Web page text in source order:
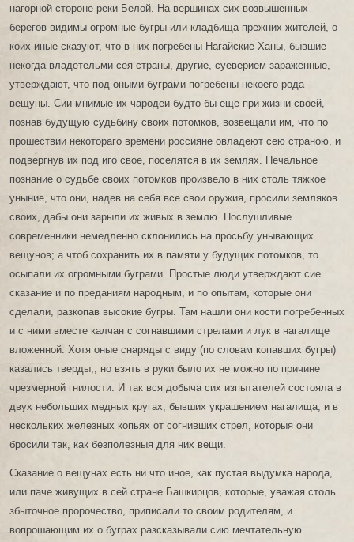
нагорной стороне реки Белой. На вершинах сих возвышенных
берегов видимы огромные бугры или кладбища прежних жителей, о
коих иные сказуют, что в них погребены Нагайские Ханы, бывшие
некогда владетельми сея страны, другие, суеверием зараженные,
утверждают, что под оными буграми погребены некоего рода
вещуны. Сии мнимые их чародеи будто бы еще при жизни своей,
познав будущую судьбину своих потомков, возвещали им, что по
прошествии некотораго времени россияне овладеют сею страною, и
подвергнув их под иго свое, поселятся в их землях. Печальное
познание о судьбе своих потомков произвело в них столь тяжкое
уныние, что они, надев на себя все свои оружия, просили земляков
своих, дабы они зарыли их живых в землю. Послушливые
современники немедленно склонились на просьбу унывающих
вещунов; а чтоб сохранить их в памяти у будущих потомков, то
осыпали их огромными буграми. Простые люди утверждают сие
сказание и по преданиям народным, и по опытам, которые они
сделали, разкопав высокие бугры. Там нашли они кости погребенных
и с ними вместе калчан с согнавшими стрелами и лук в нагалище
вложенной. Хотя оные снаряды с виду (по словам копавших бугры)
казались тверды;, но взять в руки было их не можно по причине
чрезмерной гнилости. И так вся добыча сих изпытателей состояла в
двух небольших медных кругах, бывших украшением нагалища, и в
нескольких железных копьях от согнивших стрел, которыя они
бросили так, как безполезныя для них вещи.
Сказание о вещунах есть ни что иное, как пустая выдумка народа,
или паче живущих в сей стране Башкирцов, которые, уважая столь
збыточное пророчество, приписали то своим родителям, и
вопрошающим их о буграх разсказывали сию мечтательную